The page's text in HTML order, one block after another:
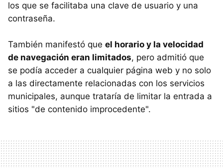
los que se facilitaba una clave de usuario y una
contraseña.
También manifestó que el horario y la velocidad
de navegación eran limitados, pero admitió que
se podía acceder a cualquier página web y no solo
a las directamente relacionadas con los servicios
municipales, aunque trataría de limitar la entrada a
sitios "de contenido improcedente".